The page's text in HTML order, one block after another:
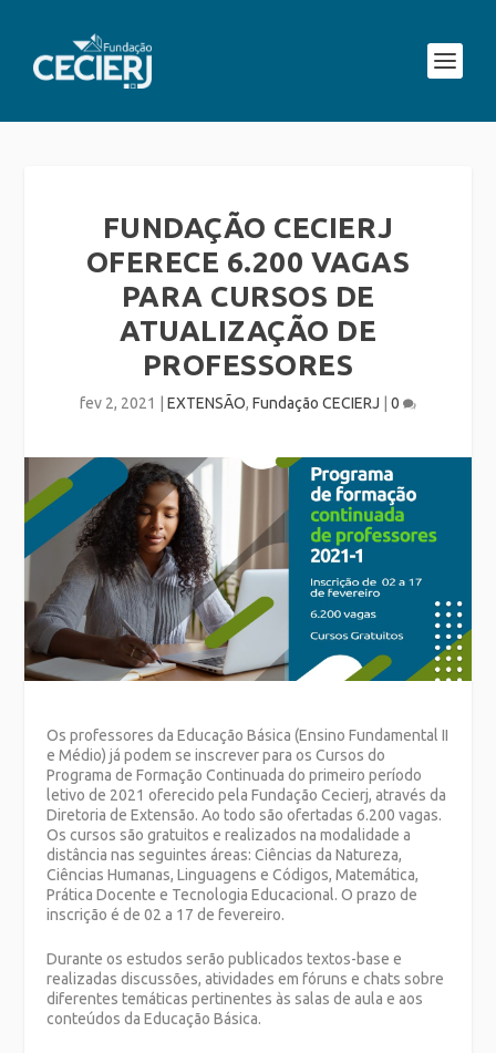
FUNDAÇÃO CECIERJ
OFERECE 6.200 VAGAS
PARA CURSOS DE
ATUALIZAÇÃO DE
PROFESSORES
fev 2, 2021 EXTENSÃO, Fundação CECIERJ 0
Os professores da Educação Básica (Ensino Fundamental II
e Médio) já podem se inscrever para os Cursos do
Programa de Formação Continuada do primeiro período
letivo de 2021 oferecido pela Fundação Cecierj, através da
Diretoria de Extensão. Ao todo são ofertadas 6.200 vagas.
Os cursos são gratuitos e realizados na modalidade a
distância nas seguintes áreas: Ciências da Natureza,
Ciências Humanas, Linguagens e Códigos, Matemática,
Prática Docente e Tecnologia Educacional. O prazo de
inscrição é de 02 a 17 de fevereiro.
Durante os estudos serão publicados textos-base e
realizadas discussões, atividades em fóruns e chats sobre
diferentes temáticas pertinentes às salas de aula e aos
conteúdos da Educação Básica.